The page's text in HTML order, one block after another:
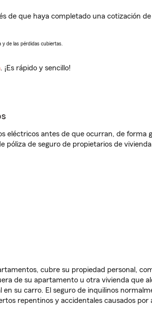
de que haya completado una cotización
de las pérdidas cubiertas.
. ¡Es rápido y sencillo!
eléctricos antes de que ocurran, de forma
póliza de seguro de propietarios de
cubre su propiedad personal,
de su apartamento u otra vivienda que
su carro. El seguro de inquilinos
repentinos y accidentales causados por